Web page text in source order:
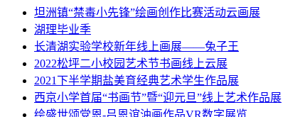
坦洲镇“禁毒小先锋”绘画创作比赛活动云画展
湖理毕业季
长清湖实验学校新年线上画展——兔子王
2022松坪二小校园艺术节书画线上云展
2021下半学期盐美育经典艺术学生作品展
西京小学首届“书画节”暨“迎元旦”线上艺术作品展
绘盛世颂党恩-吕恩谊油画作品VR数字展览